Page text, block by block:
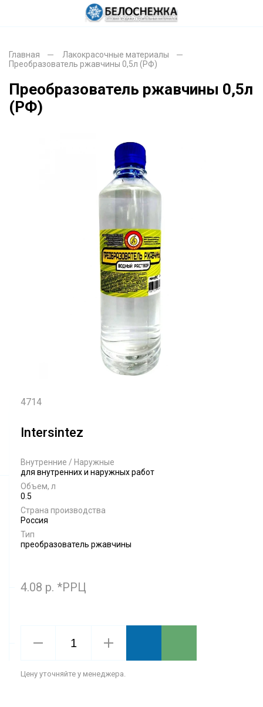
Главная
Лакокрасочные материалы
Преобразователь ржавчины 0,5л (РФ)
Преобразователь ржавчины 0,5л
(РФ)
4714
Intersintez
Внутренние / Наружные
для внутренних и наружных работ
Объем, л
0.5
Страна производства
Россия
Тип
преобразователь ржавчины
4.08 р. *РРЦ
Цену уточняйте у менеджера.